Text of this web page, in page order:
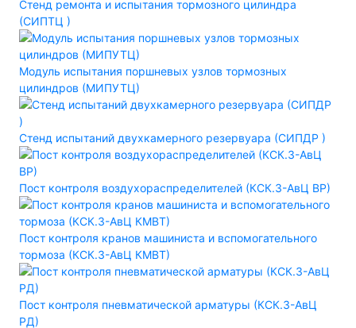
Стенд ремонта и испытания тормозного цилиндра
(СИПТЦ )
Модуль испытания поршневых узлов тормозных
цилиндров (МИПУТЦ)
Стенд испытаний двухкамерного резервуара (СИПДР )
Пост контроля воздухораспределителей (КСК.3-АвЦ ВР)
Пост контроля кранов машиниста и вспомогательного
тормоза (КСК.3-АвЦ КМВТ)
Пост контроля пневматической арматуры (КСК.3-АвЦ
РД)